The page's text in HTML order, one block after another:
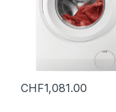
CHF1,081.00